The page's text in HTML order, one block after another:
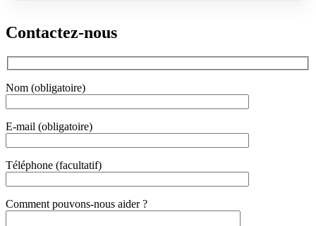
Contactez-nous
Nom (obligatoire)
E-mail (obligatoire)
Téléphone (facultatif)
Gender
Comment pouvons-nous aider ?